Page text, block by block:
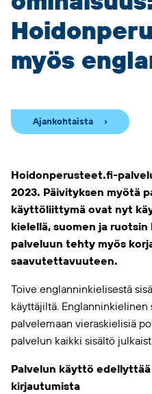
myös
Ajankohtaista
Hoidonperusteet.fi-
2023. Päivityksen myötä
käyttöliittymä ovat nyt
kielellä, suomen ja ruotsin
palveluun tehty myös
saavutettavuuteen.
Toive englanninkielisestä
käyttäjiltä.
palvelemaan vieraskielisiä
palvelun kaikki sisältö
Palvelun käyttö
kirjautumista